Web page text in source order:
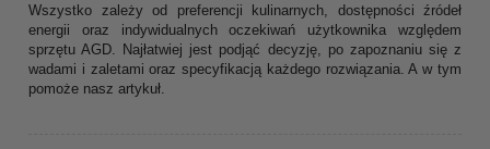
Wszystko zależy od preferencji kulinarnych, dostępności źródeł
energii oraz indywidualnych oczekiwań użytkownika względem
sprzętu AGD. Najłatwiej jest podjąć decyzję, po zapoznaniu się z
wadami i zaletami oraz specyfikacją każdego rozwiązania. A w tym
pomoże nasz artykuł.